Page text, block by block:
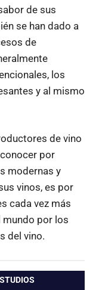
de sus
se han dado a
de
los
y al mismo
de vino
por
modernas y
vinos, es por
cada vez más
mundo por los
del vino.